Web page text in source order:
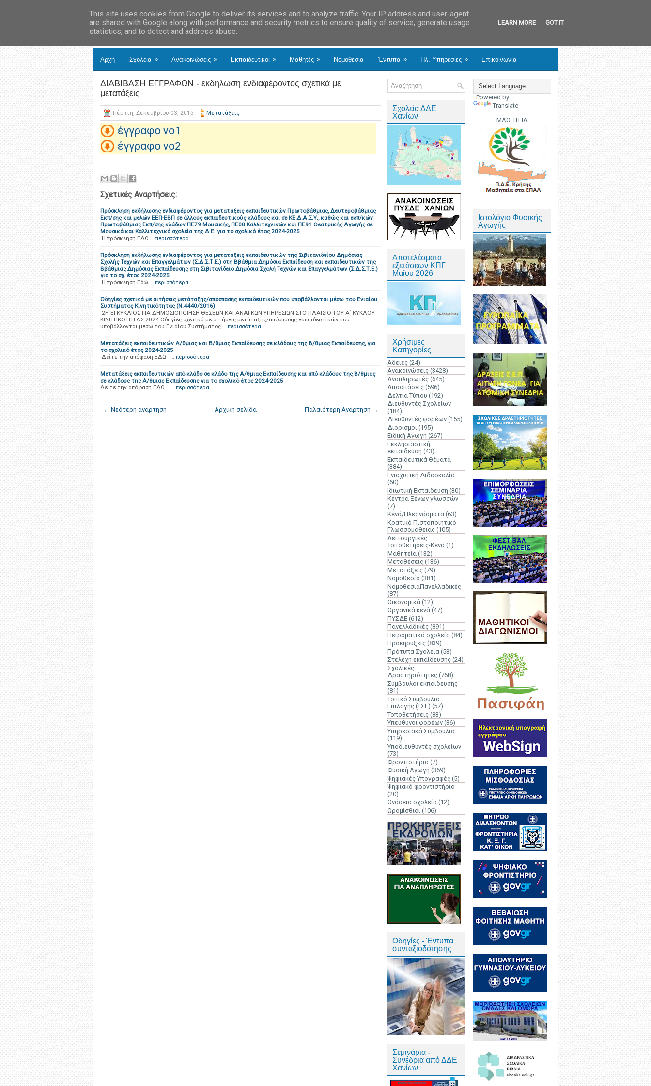
Αρχή Σχολεία » Ανακοινώσεις » Εκπαιδευτικοί » Μαθητές » Νομοθεσία Έντυπα » Ηλ. Υπηρεσίες » Επικοινωνία
ΔΙΑΒΙΒΑΣΗ ΕΓΓΡΑΦΩΝ - εκδήλωση ενδιαφέροντος σχετικά με
μετατάξεις
Πέμπτη, Δεκεμβρίου 03, 2015 Μετατάξεις
έγγραφο νο1
έγγραφο νο2
Σχετικές Αναρτήσεις:
Πρόσκληση εκδήλωσης ενδιαφέροντος για μετατάξεις εκπαιδευτικών Πρωτοβάθμιας, Δευτεροβάθμιας
Εκπ/σης και μελών ΕΕΠ-ΕΒΠ σε άλλους εκπαιδευτικούς κλάδους και σε ΚΕ.Δ.Α.Σ.Υ., καθώς και εκπ/κών
Πρωτοβάθμιας Εκπ/σης κλάδων ΠΕ79 Μουσικής, ΠΕ08 Καλλιτεχνικών και ΠΕ91 Θεατρικής Αγωγής σε
Μουσικά και Καλλιτεχνικά σχολεία της Δ.Ε. για το σχολικό έτος 2024-2025
Η πρόσκληση ΕΔΩ … περισσότερα
Πρόσκληση εκδήλωσης ενδιαφέροντος για μετατάξεις εκπαιδευτικών της Σιβιτανιδείου Δημόσιας
Σχολής Τεχνών και Επαγγελμάτων (Σ.Δ.Σ.Τ.Ε.) στη Ββάθμια Δημόσια Εκπαίδευση και εκπαιδευτικών της
Ββάθμιας Δημόσιας Εκπαίδευσης στη Σιβιτανίδειο Δημόσια Σχολή Τεχνών και Επαγγελμάτων (Σ.Δ.Σ.Τ.Ε.)
για το σχ. έτος 2024-2025
Η πρόσκληση Εδώ … περισσότερα
Οδηγίες σχετικά με αιτήσεις μετάταξης/απόσπασης εκπαιδευτικών που υποβάλλονται μέσω του Ενιαίου
Συστήματος Κινητικότητας (Ν.4440/2016)
2Η ΕΓΚΥΚΛΙΟΣ ΓΙΑ ΔΗΜΟΣΙΟΠΟΙΗΣΗ ΘΕΣΕΩΝ ΚΑΙ ΑΝΑΓΚΩΝ ΥΠΗΡΕΣΙΩΝ ΣΤΟ ΠΛΑΙΣΙΟ ΤΟΥ Α΄ ΚΥΚΛΟΥ
ΚΙΝΗΤΙΚΟΤΗΤΑΣ 2024 Οδηγίες σχετικά με αιτήσεις μετάταξης/απόσπασης εκπαιδευτικών που
υποβάλλονται μέσω του Ενιαίου Συστήματος … περισσότερα
Μετατάξεις εκπαιδευτικών Α/θμιας και Β/θμιας Εκπαίδευσης σε κλάδους της Β/θμιας Εκπαίδευσης, για
το σχολικό έτος 2024-2025
Δείτε την απόφαση ΕΔΩ … περισσότερα
Μετατάξεις εκπαιδευτικών από κλάδο σε κλάδο της Α/θμιας Εκπαίδευσης και από κλάδους της Β/θμιας
σε κλάδους της Α/θμιας Εκπαίδευσης για το σχολικό έτος 2024-2025
Δείτε την απόφαση ΕΔΩ … περισσότερα
← Νεότερη ανάρτηση Παλαιότερη Ανάρτηση →
Αρχική σελίδα
Σχολεία ΔΔΕ
Χανίων
Αποτελέσματα
εξετάσεων ΚΠΓ
Μαΐου 2026
Χρήσιμες
Κατηγορίες
Άδειες (24)
Ανακοινώσεις (3428)
Αναπληρωτές (645)
Αποσπάσεις (596)
Δελτία Τύπου (192)
Διευθυντές Σχολείων
(184)
Διευθυντές φορέων (155)
Διορισμοί (195)
Ειδική Αγωγή (267)
Εκκλησιαστική
εκπαίδευση (43)
Εκπαιδευτικά Θέματα
(384)
Ενισχυτική Διδασκαλία
(60)
Ιδιωτική Εκπαίδευση (30)
Κέντρα Ξένων γλωσσών
(7)
Κενά/Πλεονάσματα (63)
Κρατικό Πιστοποιητικό
Γλωσσομάθειας (105)
Λειτουργικές
Τοποθετήσεις-Κενά (1)
Μαθητεία (132)
Μεταθέσεις (136)
Μετατάξεις (79)
Νομοθεσία (381)
ΝομοθεσίαΠανελλαδικές
(87)
Οικονομικά (12)
Οργανικά κενά (47)
ΠΥΣΔΕ (612)
Πανελλαδικές (891)
Πειραματικά σχολεία (84)
Προκηρύξεις (839)
Πρότυπα Σχολεία (53)
Στελέχη εκπαίδευσης (24)
Σχολικές
Δραστηριότητες (768)
Σύμβουλοι εκπαίδευσης
(81)
Τοπικό Συμβούλιο
Επιλογής (ΤΣΕ) (57)
Τοποθετήσεις (83)
Υπεύθυνοι φορέων (36)
Υπηρεσιακά Συμβούλια
(119)
Υποδιευθυντές σχολείων
(73)
Φροντιστήρια (7)
Φυσική Αγωγή (369)
Ψηφιακές Υπογραφές (5)
Ψηφιακό φροντιστήριο
(20)
Ωνάσεια σχολεία (12)
Ωρομίσθιοι (106)
Οδηγίες - Έντυπα
συνταξιοδότησης
Σεμινάρια -
Συνέδρια από ΔΔΕ
Χανίων
Powered by
Translate
ΜΑΘΗΤΕΙΑ
Ιστολόγιο Φυσικής
Αγωγής
This site uses cookies from Google to deliver its services and to analyze traffic. Your IP address and user-agent
are shared with Google along with performance and security metrics to ensure quality of service, generate usage
statistics, and to detect and address abuse.
LEARN MORE GOT IT